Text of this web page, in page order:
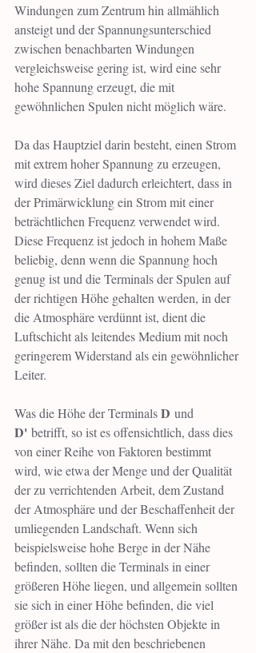
Windungen zum Zentrum hin allmählich
ansteigt und der Spannungsunterschied
zwischen benachbarten Windungen
vergleichsweise gering ist, wird eine sehr
hohe Spannung erzeugt, die mit
gewöhnlichen Spulen nicht möglich wäre.
Da das Hauptziel darin besteht, einen Strom
mit extrem hoher Spannung zu erzeugen,
wird dieses Ziel dadurch erleichtert, dass in
der Primärwicklung ein Strom mit einer
beträchtlichen Frequenz verwendet wird.
Diese Frequenz ist jedoch in hohem Maße
beliebig, denn wenn die Spannung hoch
genug ist und die Terminals der Spulen auf
der richtigen Höhe gehalten werden, in der
die Atmosphäre verdünnt ist, dient die
Luftschicht als leitendes Medium mit noch
geringerem Widerstand als ein gewöhnlicher
Leiter.
Was die Höhe der Terminals D und
D' betrifft, so ist es offensichtlich, dass dies
von einer Reihe von Faktoren bestimmt
wird, wie etwa der Menge und der Qualität
der zu verrichtenden Arbeit, dem Zustand
der Atmosphäre und der Beschaffenheit der
umliegenden Landschaft. Wenn sich
beispielsweise hohe Berge in der Nähe
befinden, sollten die Terminals in einer
größeren Höhe liegen, und allgemein sollten
sie sich in einer Höhe befinden, die viel
größer ist als die der höchsten Objekte in
ihrer Nähe. Da mit den beschriebenen